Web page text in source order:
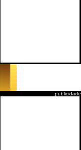
publicidade